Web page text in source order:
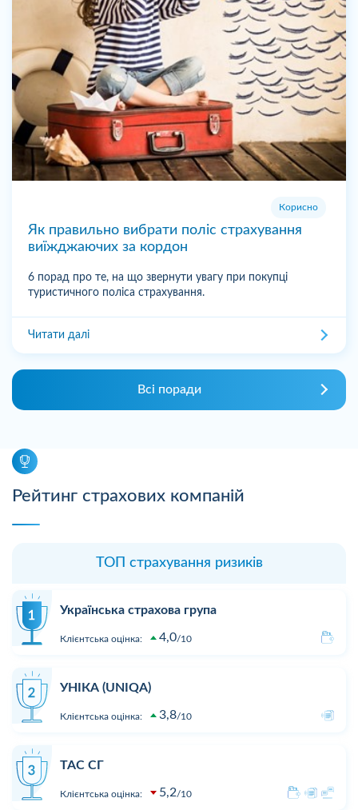
Корисно
Як правильно вибрати поліс страхування
виїжджаючих за кордон
6 порад про те, на що звернути увагу при покупці
туристичного поліса страхування.
Читати далі
Всі поради
Рейтинг страхових компаній
ТОП страхування ризиків
Українська страхова група
Клієнтська оцінка: 4,0 10
УНІКА (UNIQA)
Клієнтська оцінка: 3,8 10
ТАС СГ
Клієнтська оцінка: 5,2 10